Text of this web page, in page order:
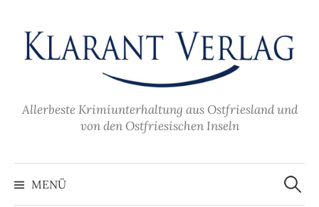
Inhalt
überspringen
Allerbeste Krimiunterhaltung aus Ostfriesland und
von den Ostfriesischen Inseln
MENÜ
Suche
nach: